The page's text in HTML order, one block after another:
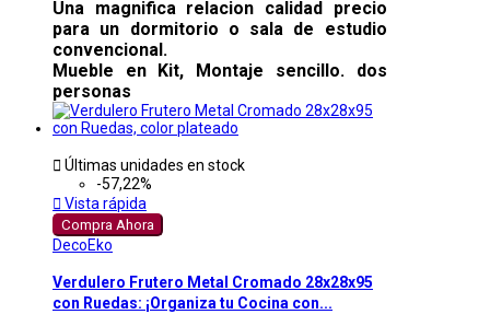
Una magnifica relacion calidad precio
para un dormitorio o sala de estudio
convencional.
Mueble en Kit, Montaje sencillo. dos
personas
 Últimas unidades en stock
-57,22%
 Vista rápida
Compra Ahora
DecoEko
Verdulero Frutero Metal Cromado 28x28x95
con Ruedas: ¡Organiza tu Cocina con...